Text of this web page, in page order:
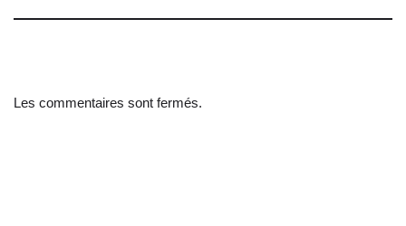
Les commentaires sont fermés.